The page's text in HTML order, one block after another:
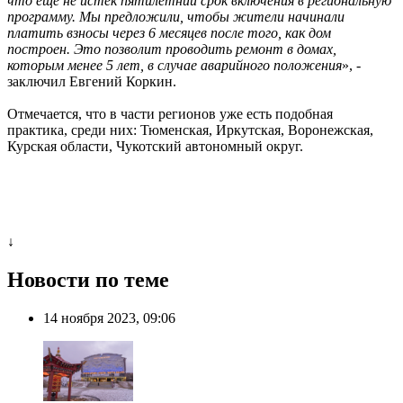
программу. Мы предложили, чтобы жители начинали
платить взносы через 6 месяцев после того, как дом
построен. Это позволит проводить ремонт в домах,
которым менее 5 лет, в случае аварийного положения», -
заключил Евгений Коркин.
Отмечается, что в части регионов уже есть подобная
практика, среди них: Тюменская, Иркутская, Воронежская,
Курская области, Чукотский автономный округ.
↓
Новости по теме
14 ноября 2023, 09:06